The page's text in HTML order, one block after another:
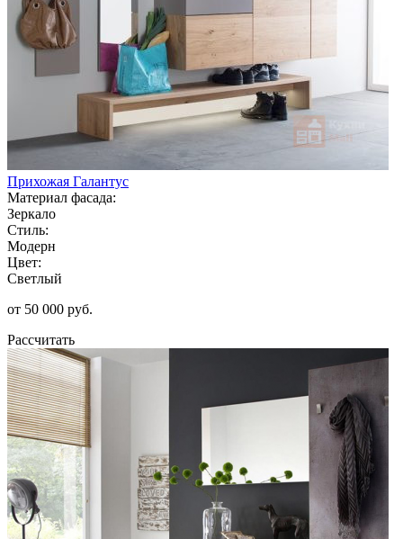
Прихожая Галантус
Материал фасада:
Зеркало
Стиль:
Модерн
Цвет:
Светлый
от 50 000 руб.
Рассчитать